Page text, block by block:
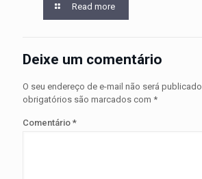
Read more
Deixe um comentário
O seu endereço de e-mail não será publicado.
obrigatórios são marcados com *
Comentário *